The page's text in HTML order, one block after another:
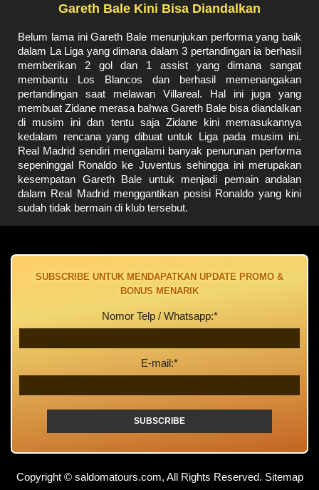
Gareth Bale Kini Bisa Diandalkan
Belum lama ini Gareth Bale menunjukan performa yang baik
dalam La Liga yang dimana dalam 3 pertandingan ia berhasil
memberikan 2 gol dan 1 assist yang dimana sangat
membantu Los Blancos dan berhasil memenangakan
pertandingan saat melawan Villareal. Hal ini juga yang
membuat Zidane merasa bahwa Gareth Bale bisa diandalkan
di musim ini dan tentu saja Zidane kini memasukannya
kedalam rencana yang dibuat untuk Liga pada musim ini.
Real Madrid sendiri mengalami banyak penurunan performa
sepeninggal Ronaldo ke Juventus sehingga ini merupakan
kesempatan Gareth Bale untuk menjadi pemain andalan
dalam Real Madrid menggantikan posisi Ronaldo yang kini
sudah tidak bermain di klub tersebut.
SUBSCRIBE UNTUK MENDAPATKAN UPDATE PROMO &
BONUS MENARIK
Nomor Telp / Whatsapp:*
E-mail:*
Copyright © saldomatours.com, All Rights Reserved. Sitemap